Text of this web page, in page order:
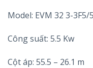
Model: EVM 32 3-3F5/
Công suất: 5.5 Kw
Cột áp: 55.5 – 26.1 m